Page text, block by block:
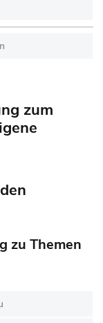
zum
zu Themen